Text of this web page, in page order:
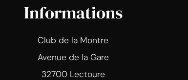
Informations
Club de la Montre
Avenue de la Gare
32700 Lectoure